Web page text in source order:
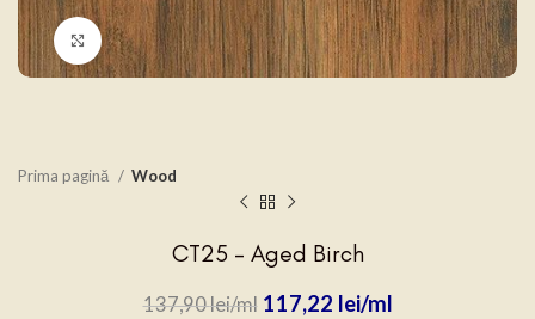
Click to enlarge
Prima pagină Wood
CT25 – Aged Birch
137,90lei 117,22 lei